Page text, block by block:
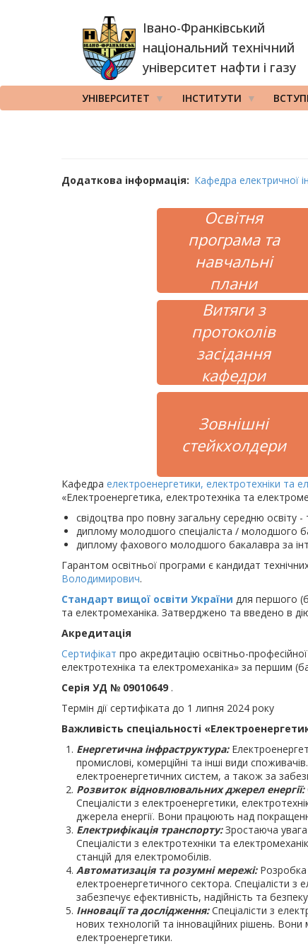
Івано-Франківський
національний технічний
університет нафти і газу
УНІВЕРСИТЕТ ІНСТИТУТИ
Додаткова інформація Кафедра електричної
Освітня
програма та
навчальні
плани
Витяги з
протоколів
засідання
кафедри
Зовнішні
стейкхолдери
Кафедра електроенергетики, електротехніки та
«Електроенергетика, електротехніка та
свідоцтва про повну загальну середню освіту
диплому молодшого спеціаліста / молодшого
диплому фахового молодшого бакалавра за
Гарантом освітньої програми є кандидат
Володимирович.
Стандарт вищої освіти України для першого
та електромеханіка. Затверджено та введено в
Акредитація
Сертифікат про акредитацію освітньо-
електротехніка та електромеханіка» за першим
Серія УД № 09010649 .
Термін дії сертифіката до 1 липня 2024 року
Важливість спеціальності
Енергетична інфраструктура:
промислові, комерційні та інші види
електроенергетичних систем, а також за
Розвиток відновлювальних джерел енергії:
Спеціалісти з електроенергетики,
джерела енергії. Вони працюють над
Електрифікація транспорту:Зростаюча увага
Спеціалісти з електротехніки та
станцій для електромобілів.
Автоматизація та розумні мережі:Розробка
електроенергетичного сектора. Спеціалісти
забезпечує ефективність, надійність та
Інновації та дослідження:Спеціалісти з
нових технологій та інноваційних рішень.
електроенергетики.